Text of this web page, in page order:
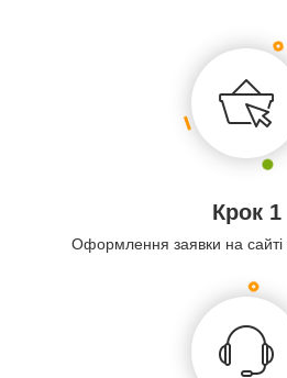
Крок 1
Оформлення заявки на